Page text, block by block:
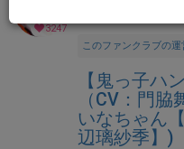
3247
このファンクラブの
【鬼っ子ハ
（CV：門
いなちゃん
辺璃紗季】)